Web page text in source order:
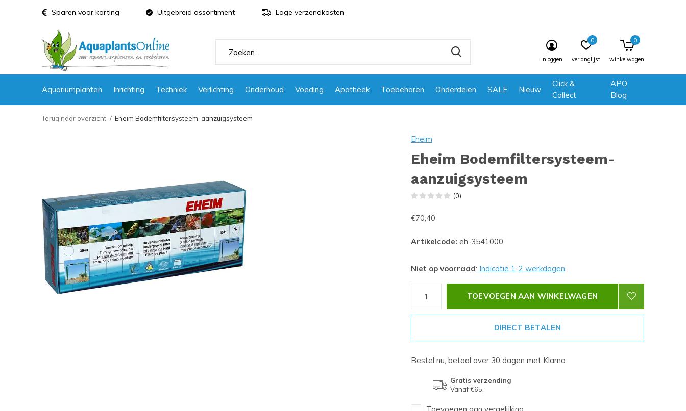
Aquariumplanten Inrichting Techniek Verlichting Onderhoud Voeding Apotheek Toebehoren Onderdelen SALE Nieuw
Click &
Collect
APO
Blog
inloggen verlanglijst
0
winkelwagen
0
Sparen voor korting Uitgebreid assortiment Lage verzendkosten
Terug naar overzicht Eheim Bodemfiltersysteem-aanzuigsysteem
Eheim
Eheim Bodemfiltersysteem-
aanzuigsysteem
(0)
€70,40
Artikelcode: eh-3541000
Niet op voorraad: Indicatie 1-2 werkdagen
TOEVOEGEN AAN WINKELWAGEN
DIRECT BETALEN
Bestel nu, betaal over 30 dagen met Klarna
Gratis verzending
Vanaf €65,-